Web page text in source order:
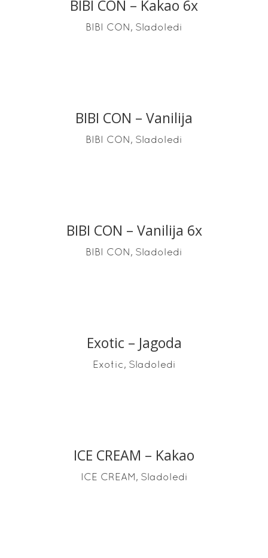
READ MORE
BIBI CON – Kakao 6x
BIBI CON, Sladoledi
READ MORE
BIBI CON – Vanilija
BIBI CON, Sladoledi
READ MORE
BIBI CON – Vanilija 6x
BIBI CON, Sladoledi
READ MORE
Exotic – Jagoda
Exotic, Sladoledi
READ MORE
ICE CREAM – Kakao
ICE CREAM, Sladoledi